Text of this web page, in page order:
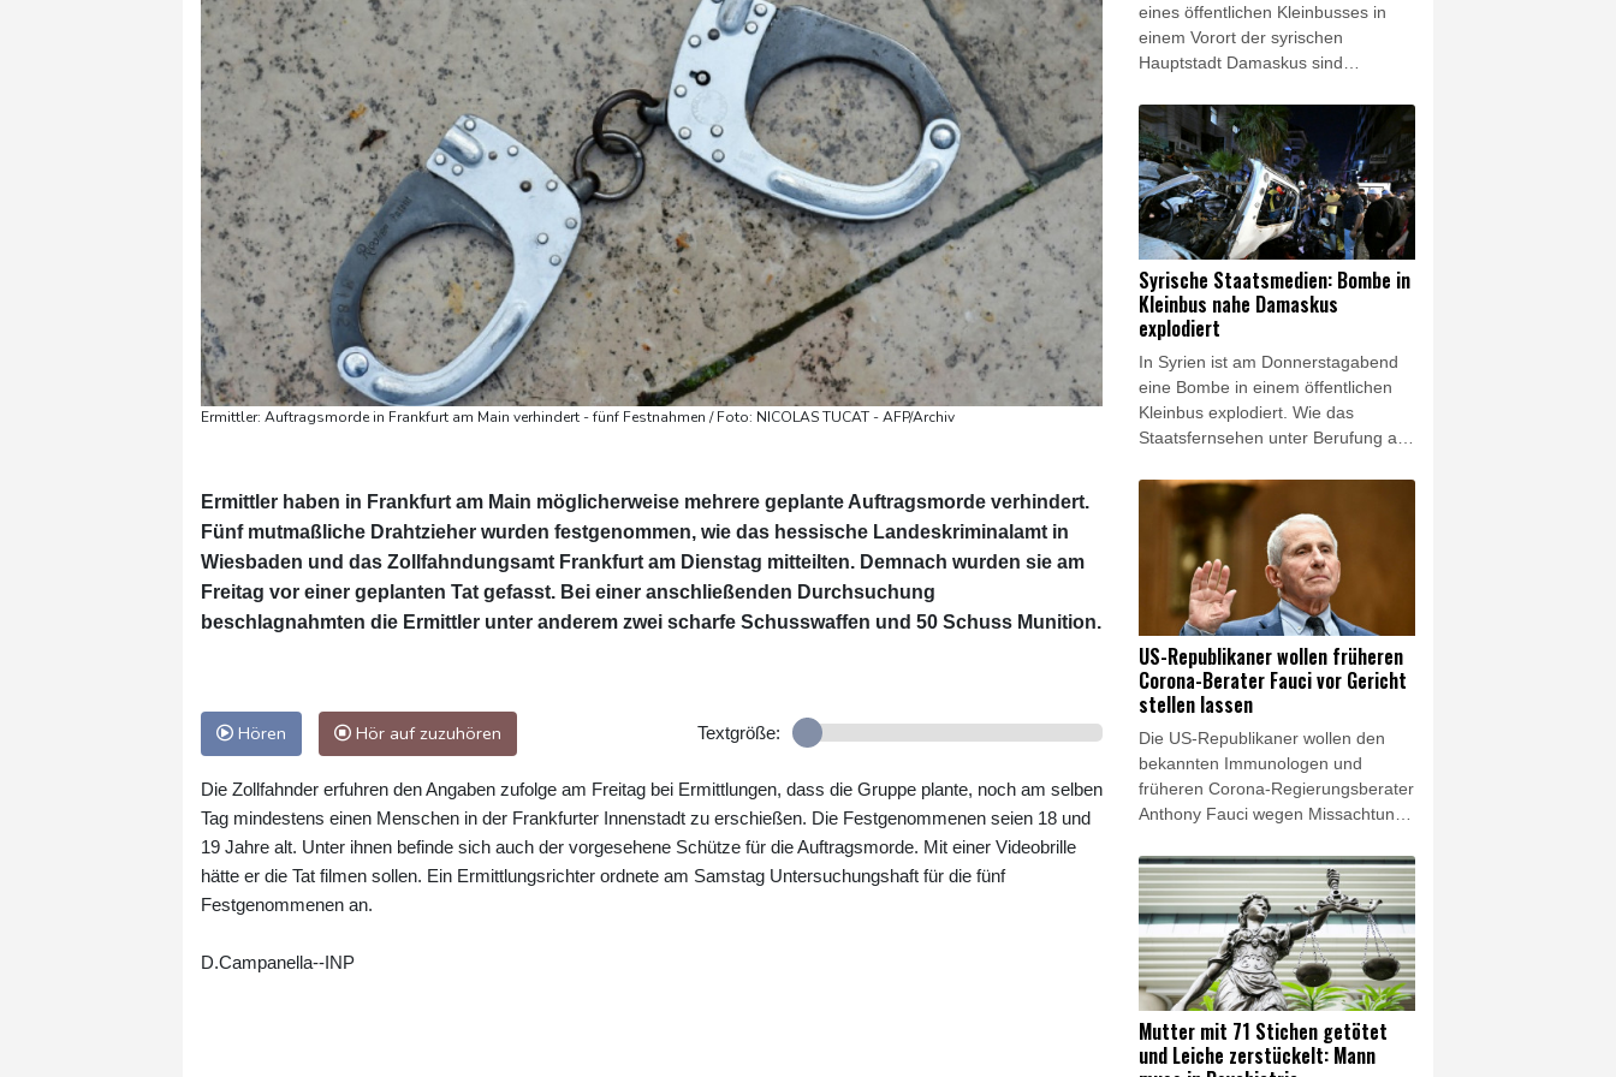
Ermittler: Auftragsmorde in Frankfurt am Main verhindert - fünf Festnahmen / Foto: NICOLAS TUCAT - AFP/Archiv
Ermittler haben in Frankfurt am Main möglicherweise mehrere geplante Auftragsmorde verhindert.
Fünf mutmaßliche Drahtzieher wurden festgenommen, wie das hessische Landeskriminalamt in
Wiesbaden und das Zollfahndungsamt Frankfurt am Dienstag mitteilten. Demnach wurden sie am
Freitag vor einer geplanten Tat gefasst. Bei einer anschließenden Durchsuchung
beschlagnahmten die Ermittler unter anderem zwei scharfe Schusswaffen und 50 Schuss Munition.
Hören Hör auf zuzuhören Textgröße:
Die Zollfahnder erfuhren den Angaben zufolge am Freitag bei Ermittlungen, dass die Gruppe plante, noch am selben
Tag mindestens einen Menschen in der Frankfurter Innenstadt zu erschießen. Die Festgenommenen seien 18 und
19 Jahre alt. Unter ihnen befinde sich auch der vorgesehene Schütze für die Auftragsmorde. Mit einer Videobrille
hätte er die Tat filmen sollen. Ein Ermittlungsrichter ordnete am Samstag Untersuchungshaft für die fünf
Festgenommenen an.
D.Campanella--INP
eines öffentlichen Kleinbusses in
einem Vorort der syrischen
Hauptstadt Damaskus sind
worden. 13 weitere Menschen seien
bei der Explosion in Dscharamana
verletzt worden, berichtete die
amtliche Nachrichtenagentur Sana
am Donnerstagabend unter
Berufung auf das
Gesundheitsministerium. In der
Gegend leben vor allem Drusen und
Christen.
Syrische Staatsmedien: Bombe in
Kleinbus nahe Damaskus
explodiert
In Syrien ist am Donnerstagabend
eine Bombe in einem öffentlichen
Kleinbus explodiert. Wie das
Staatsfernsehen unter Berufung auf
ereignete sich die Explosion in
Dscharamana, einem Vorort der
Hauptstadt Damaskus. Mehrere
Krankenwagen fuhren zum Ort der
Explosion, berichtete ein Fotograf
der Nachrichtenagentur AFP. Eine
Hauptverkehrsstraße wurde für den
Verkehr gesperrt.
US-Republikaner wollen früheren
Corona-Berater Fauci vor Gericht
stellen lassen
Die US-Republikaner wollen den
bekannten Immunologen und
früheren Corona-Regierungsberater
Anthony Fauci wegen Missachtung
lassen. Ein Ausschuss des von den
Republikanern von US-Präsident
Donald Trump kontrollierten Senats
stimmte am Donnerstag für ein
entsprechendes Vorgehen.
Mutter mit 71 Stichen getötet
und Leiche zerstückelt: Mann